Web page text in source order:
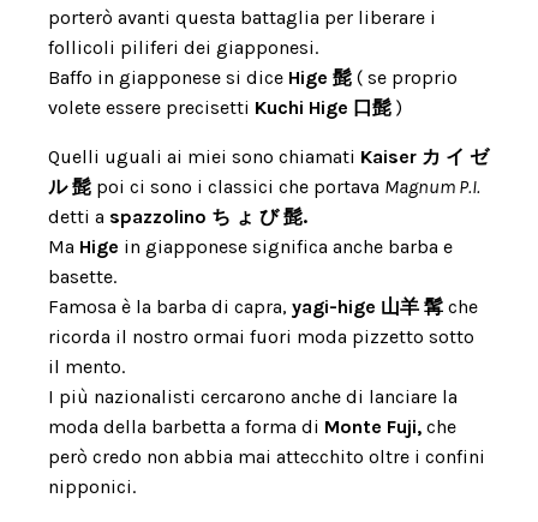
porterò avanti questa battaglia per liberare i
follicoli piliferi dei giapponesi.
Baffo in giapponese si dice Hige 髭 ( se proprio
volete essere precisetti Kuchi Hige 口髭 )
Quelli uguali ai miei sono chiamati Kaiser カ イ ゼ
ル 髭 poi ci sono i classici che portava Magnum P.I.
detti a spazzolino ち ょ び 髭.
Ma Hige in giapponese significa anche barba e
basette.
Famosa è la barba di capra, yagi-hige 山羊 髯 che
ricorda il nostro ormai fuori moda pizzetto sotto
il mento.
I più nazionalisti cercarono anche di lanciare la
moda della barbetta a forma di Monte Fuji, che
però credo non abbia mai attecchito oltre i confini
nipponici.